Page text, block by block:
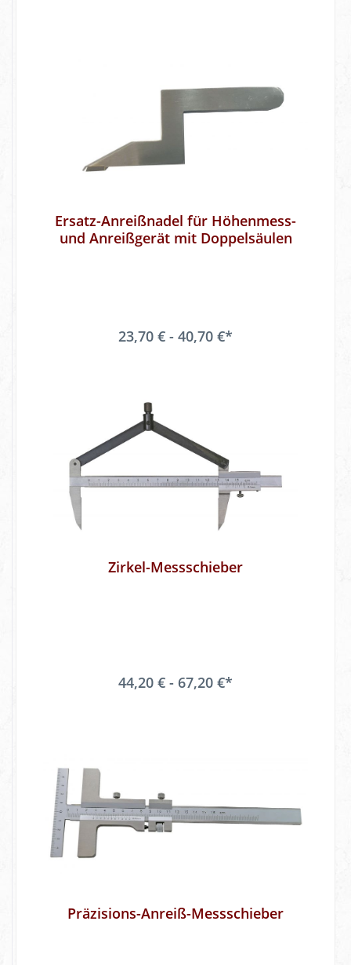
Ersatz-Anreißnadel für Höhenmess-
und Anreißgerät mit Doppelsäulen
23,70 € - 40,70 €*
Zirkel-Messschieber
44,20 € - 67,20 €*
Präzisions-Anreiß-Messschieber